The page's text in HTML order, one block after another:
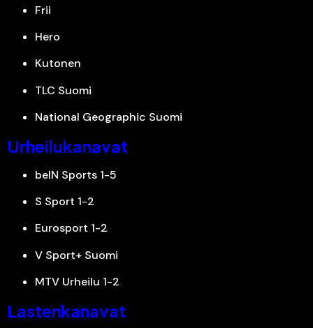
Frii
Hero
Kutonen
TLC Suomi
National Geographic Suomi
Urheilukanavat
beIN Sports 1-5
S Sport 1-2
Eurosport 1-2
V Sport+ Suomi
MTV Urheilu 1-2
Lastenkanavat